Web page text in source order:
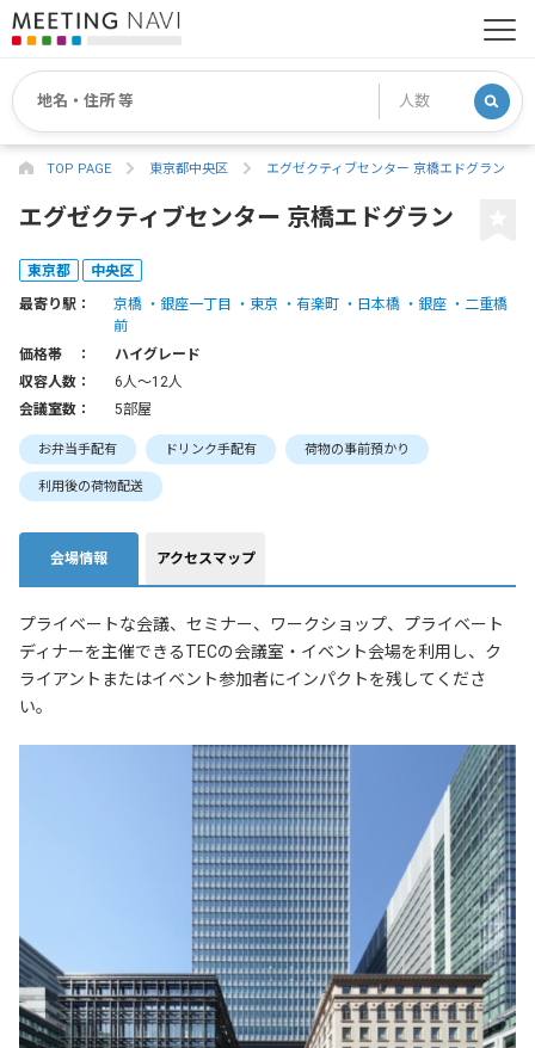
TOP PAGE 東京都中央区 エグゼクティブセンター 京橋エドグラン
エグゼクティブセンター 京橋エドグラン
東京都 中央区
最寄り駅： 京橋 銀座一丁目 東京 有楽町 日本橋 銀座
二重橋
前
価格帯 ：
ハイグレード
収容人数：
6人〜12人
会議室数：
5部屋
お弁当手配有 ドリンク手配有 荷物の事前預かり
利用後の荷物配送
会場情報 アクセスマップ
プライベートな会議、セミナー、ワークショップ、プライベート
ディナーを主催できるTECの会議室・イベント会場を利用し、ク
ライアントまたはイベント参加者にインパクトを残してくださ
い。